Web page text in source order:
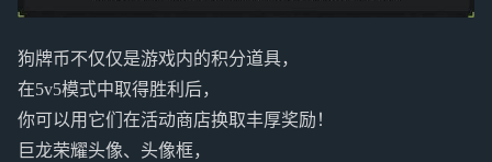
狗牌币不仅仅是游戏内的积分道具，
在5v5模式中取得胜利后，
你可以用它们在活动商店换取丰厚奖励！
巨龙荣耀头像、头像框，